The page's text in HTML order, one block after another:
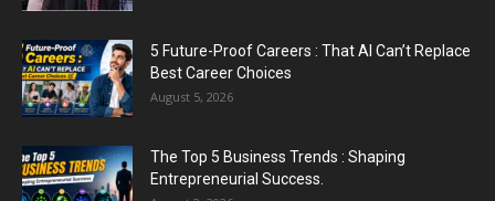
5 Future-Proof Careers : That AI Can’t Replace
Best Career Choices
August 5, 2026
The Top 5 Business Trends : Shaping
Entrepreneurial Success.